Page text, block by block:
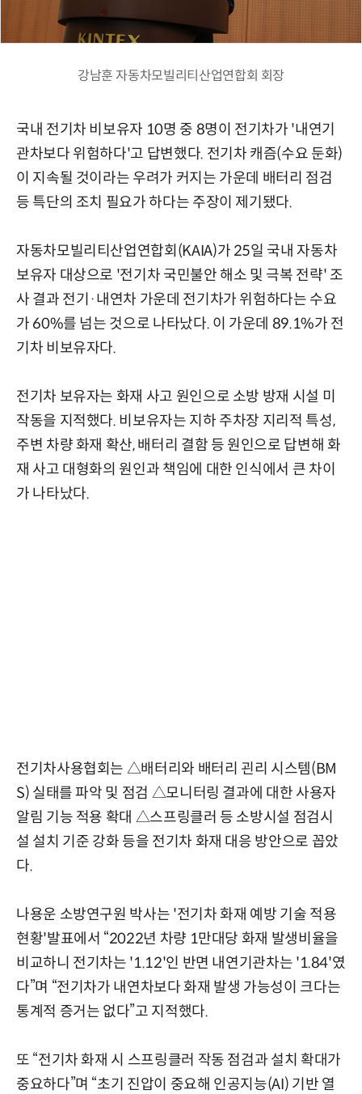
강남훈 자동차모빌리티산업연합회 회장
국내 전기차 비보유자 10명 중 8명이 전기차가 '내연기
관차보다 위험하다'고 답변했다. 전기차 캐즘(수요 둔화)
이 지속될 것이라는 우려가 커지는 가운데 배터리 점검
등 특단의 조치 필요가 하다는 주장이 제기됐다.
자동차모빌리티산업연합회(KAIA)가 25일 국내 자동차
보유자 대상으로 '전기차 국민불안 해소 및 극복 전략' 조
사 결과 전기·내연차 가운데 전기차가 위험하다는 수요
가 60%를 넘는 것으로 나타났다. 이 가운데 89.1%가 전
기차 비보유자다.
전기차 보유자는 화재 사고 원인으로 소방 방재 시설 미
작동을 지적했다. 비보유자는 지하 주차장 지리적 특성,
주변 차량 화재 확산, 배터리 결함 등 원인으로 답변해 화
재 사고 대형화의 원인과 책임에 대한 인식에서 큰 차이
가 나타났다.
전기차사용협회는 △배터리와 배터리 괸리 시스템(BM
S) 실태를 파악 및 점검 △모니터링 결과에 대한 사용자
알림 기능 적용 확대 △스프링클러 등 소방시설 점검시
설 설치 기준 강화 등을 전기차 화재 대응 방안으로 꼽았
다.
나용운 소방연구원 박사는 '전기차 화재 예방 기술 적용
현황'발표에서 “2022년 차량 1만대당 화재 발생비율을
비교하니 전기차는 '1.12'인 반면 내연기관차는 '1.84'였
다”며 “전기차가 내연차보다 화재 발생 가능성이 크다는
통계적 증거는 없다”고 지적했다.
또 “전기차 화재 시 스프링클러 작동 점검과 설치 확대가
중요하다”며 “초기 진압이 중요해 인공지능(AI) 기반 열